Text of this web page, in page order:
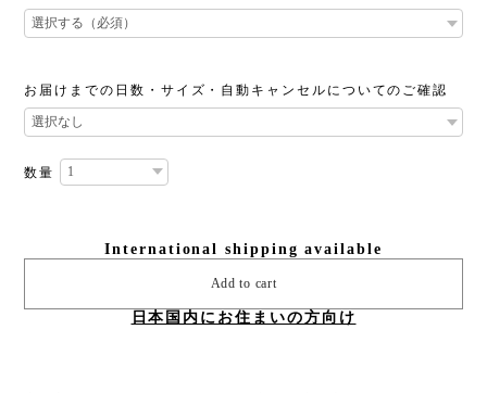
お届けまでの日数・サイズ・自動キャンセルについてのご確認
数量
International shipping available
Add to cart
日本国内にお住まいの方向け